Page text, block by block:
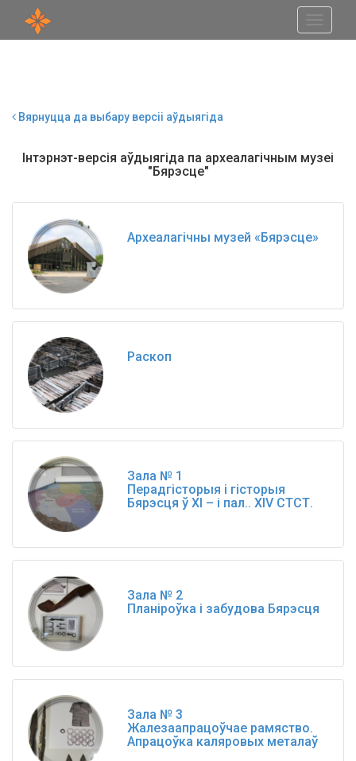
Вярнуцца да выбару версіі аўдыягіда
Інтэрнэт-версія аўдыягіда па археалагічным музеі
"Бярэсце"
Археалагічны музей «Бярэсце»
Раскоп
Зала № 1
Перадгісторыя і гісторыя
Бярэсця ў ХI – і пал.. ХIV СТСТ.
Зала № 2
Планіроўка і забудова Бярэсця
Зала № 3
Жалезаапрацоўчае рамяство.
Апрацоўка каляровых металаў